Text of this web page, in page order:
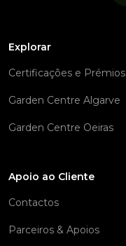
Explorar
Certificações e Prémios
Garden Centre Algarve
Garden Centre Oeiras
Apoio ao Cliente
Contactos
Parceiros & Apoios